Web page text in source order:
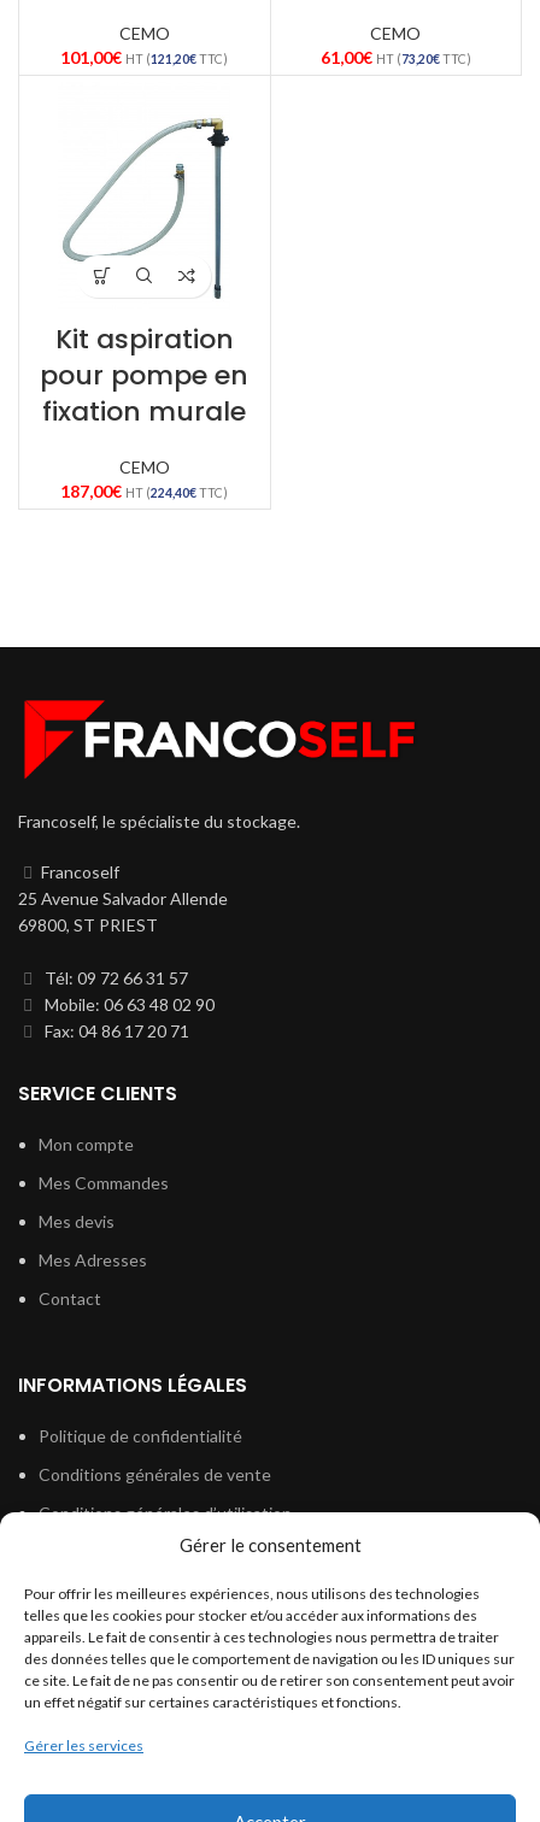
Gérer le consentement
Pour offrir les meilleures expériences, nous utilisons des technologies
telles que les cookies pour stocker et/ou accéder aux informations des
appareils. Le fait de consentir à ces technologies nous permettra de traiter
des données telles que le comportement de navigation ou les ID uniques sur
ce site. Le fait de ne pas consentir ou de retirer son consentement peut avoir
un effet négatif sur certaines caractéristiques et fonctions.
Gérer les services
CEMO
101,00€ HT (121,20€TTC)
CEMO
61,00€ HT (73,20€TTC)
Kit aspiration
pour pompe en
fixation murale
CEMO
187,00€ HT (224,40€TTC)
Francoself, le spécialiste du stockage.
Francoself
25 Avenue Salvador Allende
69800, ST PRIEST
Tél: 09 72 66 31 57
Mobile: 06 63 48 02 90
Fax: 04 86 17 20 71
SERVICE CLIENTS
Mon compte
Mes Commandes
Mes devis
Mes Adresses
Contact
INFORMATIONS LÉGALES
Politique de confidentialité
Conditions générales de vente
Conditions générales d’utilisation
Politique de cookies (UE)
LÉGISLATION
Législation Gasoil Fioul GNR